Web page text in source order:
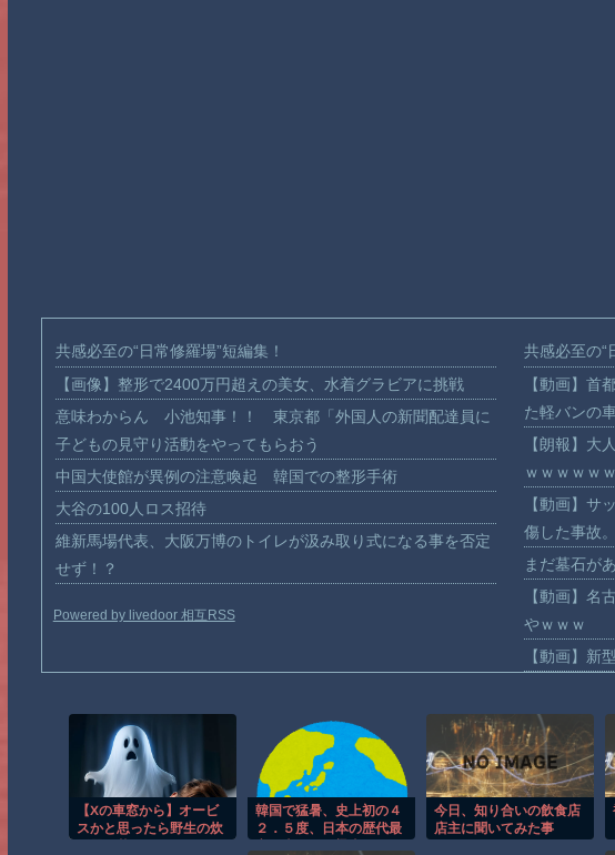
共感必至の“日常修羅場”短編集！
【画像】整形で2400万円超えの美女、水着グラビアに挑戦
意味わからん 小池知事！！ 東京都「外国人の新聞配達員に
子どもの見守り活動をやってもらおう
中国大使館が異例の注意喚起 韓国での整形手術
大谷の100人ロス招待
維新馬場代表、大阪万博のトイレが汲み取り式になる事を否定
せず！？
Powered by livedoor 相互RSS
共感必至の“
【動画】首
た軽バンの車
【朗報】大
ｗｗｗｗｗｗ
【動画】サ
傷した事故。
まだ墓石が
【動画】名
やｗｗｗ
【動画】新
し映像が公
【動画】メ
れて死亡。
【謎】広島
理由
【Xの車窓から】オービ
スかと思ったら野生の炊
韓国で猛暑、史上初の４
２．５度、日本の歴代最
今日、知り合いの飲食店
店主に聞いてみた事